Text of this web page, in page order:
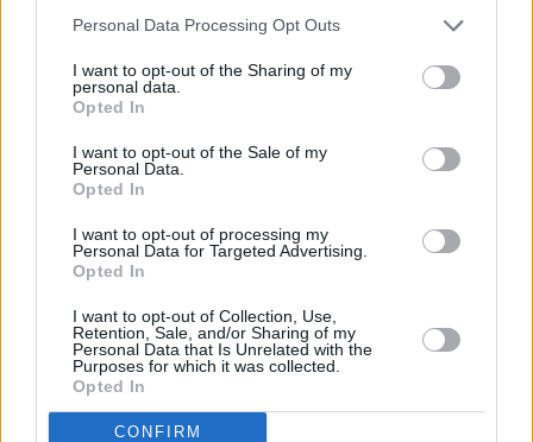
Personal Data Processing Opt Outs
I want to opt-out of the Sharing of my
personal data.
Opted In
I want to opt-out of the Sale of my
Personal Data.
Opted In
I want to opt-out of processing my
Personal Data for Targeted Advertising.
Opted In
I want to opt-out of Collection, Use,
Retention, Sale, and/or Sharing of my
Personal Data that Is Unrelated with the
Purposes for which it was collected.
Opted In
CONFIRM
Escribir un comentario